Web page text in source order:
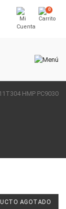
0
HMP PC9030
AGOTADO